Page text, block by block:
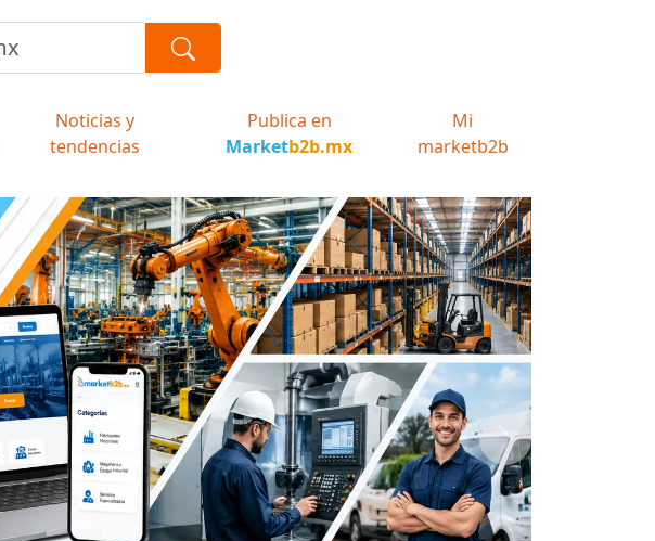
Noticias y
tendencias
Publica en
Marketb2b.mx
Mi
marketb2b
Next